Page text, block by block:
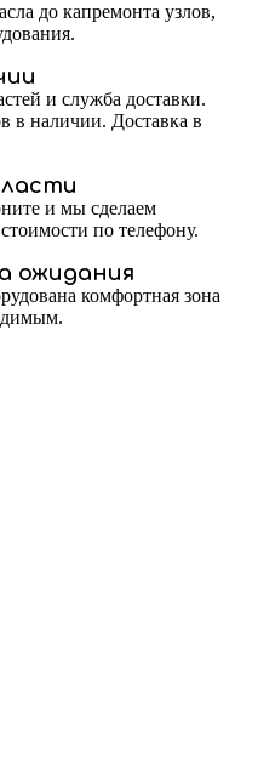
до капремонта узлов,
и служба доставки.
в наличии. Доставка в
и мы сделаем
по телефону.
ожидания
комфортная зона